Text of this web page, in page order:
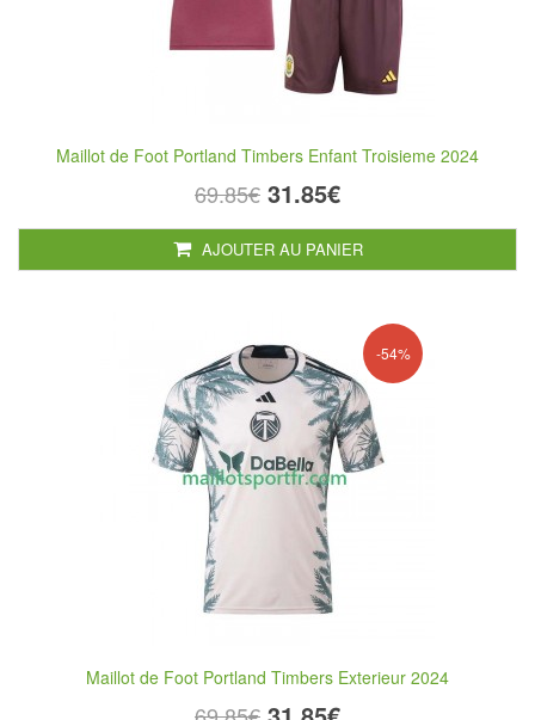
Maillot de Foot Portland Timbers Enfant Troisieme 2024
69.85€ 31.85€
AJOUTER AU PANIER
-54%
Maillot de Foot Portland Timbers Exterieur 2024